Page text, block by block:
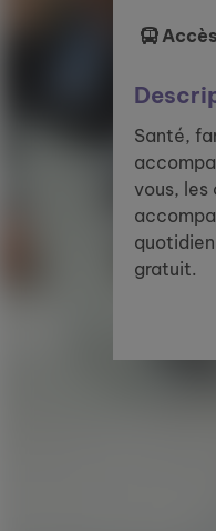
Santé,
vous,
gratuit.